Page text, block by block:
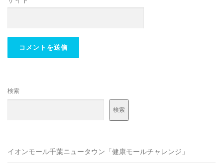
検索
検索
イオンモール千葉ニュータウン「健康モールチャレンジ」